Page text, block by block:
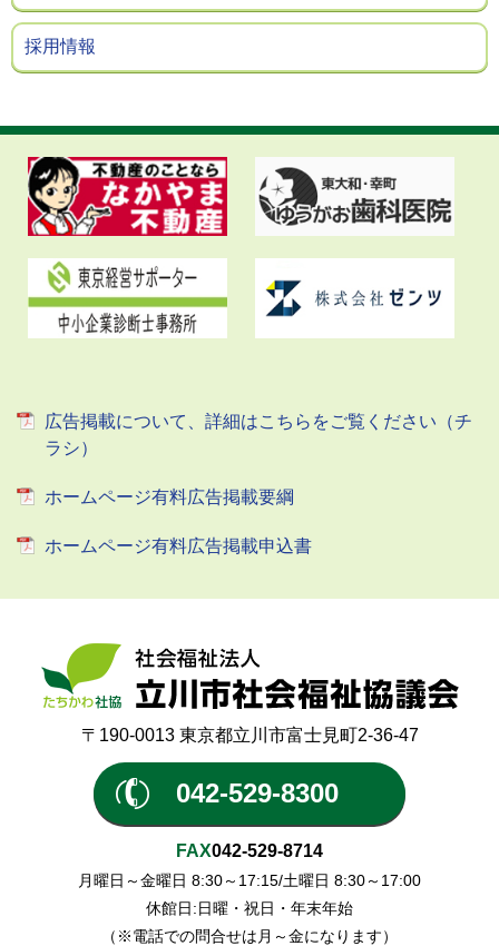
採用情報
広告掲載について、詳細はこちらをご覧ください（チ
ラシ）
ホームページ有料広告掲載要綱
ホームページ有料広告掲載申込書
〒190-0013 東京都立川市富士見町2-36-47
042-529-8300
FAX042-529-8714
月曜日～金曜日 8:30～17:15/土曜日 8:30～17:00
休館日:日曜・祝日・年末年始
（※電話での問合せは月～金になります）